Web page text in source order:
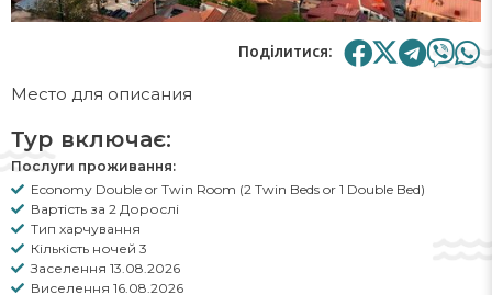
Поділитися:
Место для описания
Тур включає:
Послуги проживання:
Economy Double or Twin Room (2 Twin Beds or 1 Double Bed)
Вартість за 2 Дорослі
Тип харчування
Кількість ночей 3
Заселення 13.08.2026
Виселення 16.08.2026